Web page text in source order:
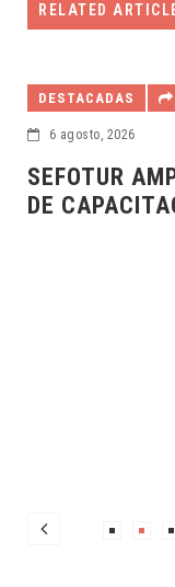
RELATED
6 agosto,
DIF